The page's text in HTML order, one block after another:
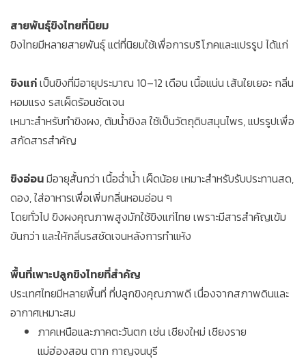
สายพันธุ์ขิงไทยที่นิยม
ขิงไทยมีหลายสายพันธุ์ แต่ที่นิยมใช้เพื่อการบริโภคและแปรรูป ได้แก่
ขิงแก่เป็นขิงที่มีอายุประมาณ 10–12 เดือน เนื้อแน่น เส้นใยเยอะ กลิ่น
หอมแรง รสเผ็ดร้อนชัดเจน
เหมาะสำหรับทำขิงผง, ต้มน้ำขิงล ใช้เป็นวัตถุดิบสมุนไพร, แปรรูปเพื่อ
สกัดสารสำคัญ
ขิงอ่อนมีอายุสั้นกว่า เนื้อฉ่ำน้ำ เผ็ดน้อย เหมาะสำหรับรับประทานสด,
ดอง, ใส่อาหารเพื่อเพิ่มกลิ่นหอมอ่อน ๆ
โดยทั่วไป ขิงผงคุณภาพสูงมักใช้ขิงแก่ไทย เพราะมีสารสำคัญเข้ม
ข้นกว่า และให้กลิ่นรสชัดเจนหลังการทำแห้ง
พื้นที่เพาะปลูกขิงไทยที่สำคัญ
ประเทศไทยมีหลายพื้นที่ ที่ปลูกขิงคุณภาพดี เนื่องจากสภาพดินและ
อากาศเหมาะสม
ภาคเหนือและภาคตะวันตก เช่น เชียงใหม่ เชียงราย
แม่ฮ่องสอน ตาก กาญจนบุรี